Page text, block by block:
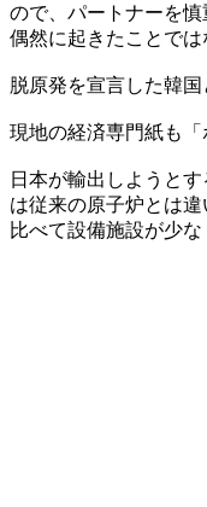
ので、パートナーを
偶然に起きたことでは
脱原発を宣言した韓
現地の経済専門紙も
日本が輸出しようと
は従来の原子炉とは
比べて設備施設が少